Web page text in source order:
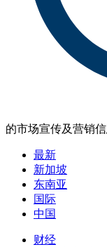
的市场宣传及营销信
最新
新加坡
东南亚
国际
中国
财经